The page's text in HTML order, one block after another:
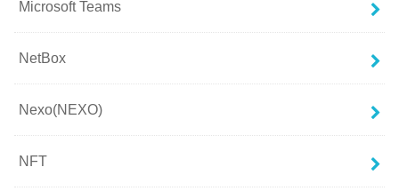
Microsoft Teams
NetBox
Nexo(NEXO)
NFT